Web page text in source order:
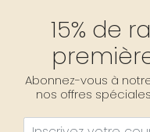
15% de
Abonnez-vous à
nos offres